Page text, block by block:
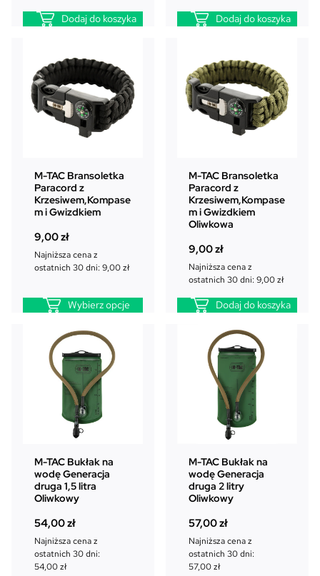
Dodaj do koszyka Dodaj do koszyka
M-TAC Bransoletka
Paracord z
Krzesiwem,Kompase
m i Gwizdkiem
9,00zł
Najniższa cena z
ostatnich 30 dni: 9,00zł
Wybierz opcje
M-TAC Bransoletka
Paracord z
Krzesiwem,Kompase
m i Gwizdkiem
Oliwkowa
9,00zł
Najniższa cena z
ostatnich 30 dni: 9,00zł
Dodaj do koszyka
M-TAC Bukłak na
wodę Generacja
druga 1,5 litra
Oliwkowy
54,00zł
Najniższa cena z
ostatnich 30 dni:
54,00zł
M-TAC Bukłak na
wodę Generacja
druga 2 litry
Oliwkowy
57,00zł
Najniższa cena z
ostatnich 30 dni:
57,00zł